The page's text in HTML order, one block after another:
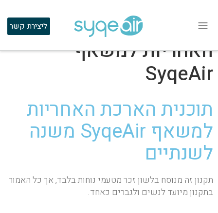
ליצירת קשרתקנון תוכנית הארכת
האחריות למשאף
SyqeAir
תוכנית הארכת האחריות
למשאף SyqeAir משנה
לשנתיים
תקנון זה מנוסח בלשון זכר מטעמי נוחות בלבד, אך כל האמור
בתקנון מיועד לנשים ולגברים כאחד.